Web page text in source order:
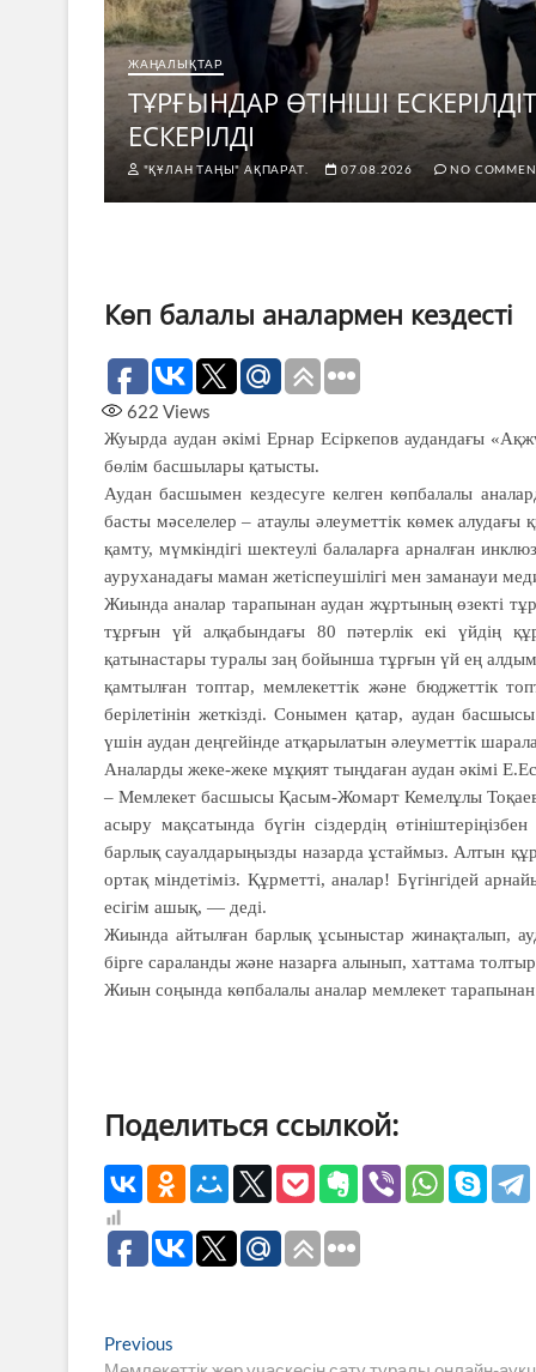
ЖАҢАЛЫҚТАР
ТҰРҒЫНДАР ӨТІНІШІ
ЕСКЕРІЛДІ
"ҚҰЛАН ТАҢЫ" АҚПАРАТ. 07.08.2026 NO
Көп балалы аналармен кездесті
622 Views
Жуырда аудан әкімі Ернар Есіркепов аудандағы
бөлім басшылары қатысты.
Аудан басшымен кездесуге келген көп­балалы
басты мәселелер – атаулы әлеуметтік көмек
қамту, мүмкіндігі шектеулі балаларға арналған
ауруханадағы маман жетіспеушілігі мен заманауи
Жиында аналар тарапынан аудан жұртының өзекті
тұрғын үй алқабындағы 80 пәтерлік екі үйдің
қатынастары туралы заң бойынша тұрғын үй ең
қамтылған топтар, мемлекеттік және бюджеттік
берілетінін жеткізді. Сонымен қатар, аудан
үшін аудан деңгейінде атқарылатын әлеуметтік
Аналарды жеке-жеке мұқият тыңдаған аудан әкімі
– Мемлекет басшысы Қасым-Жомарт Кемелұлы
асыру мақсатында бүгін сіздердің
барлық сауалдарыңызды назарда ұстаймыз. Алтын
ортақ міндетіміз. Құрметті, аналар! Бүгінгідей
есігім ашық, — деді.
Жиында айтылған барлық ұсыныстар жинақталып,
бірге сараланды және назарға алынып, хаттама
Жиын соңында көпбалалы аналар мемлекет
Поделиться ссылкой:
Навигация
Previous